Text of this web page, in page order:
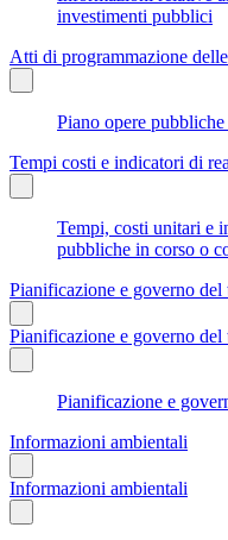
investimenti pubblici
Atti di programmazione
Piano opere
Tempi costi e indicatori di
Tempi, costi unitari e
pubbliche in corso o
Pianificazione e governo del
Pianificazione e governo del
Pianificazione e
Informazioni ambientali
Informazioni ambientali